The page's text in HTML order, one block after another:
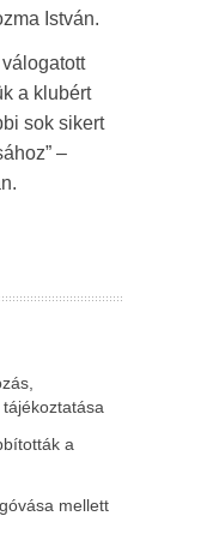
István.
a klubért
sok sikert
–
a
mellett